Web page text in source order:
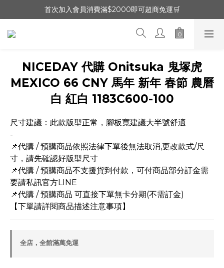
首次加入會員消費滿$2000即可超商免運🛒
NICEDAY 代購 Onitsuka 鬼塚虎
MEXICO 66 CNY 馬年 新年 春節 農曆
白 紅白 1183C600-100
尺寸建議：此款版型正常，腳板寬建議大半號舒適
-
📌代購 / 預購商品依照法律下單後無法取消,更改款式/尺
寸，請先確認好版型尺寸
📌代購 / 預購商品不支援貨到付款，可付商品部分訂金需
要請私訊官方LINE
📌代購 / 預購商品 可直接下單無卡分期(不需訂金)
【下單請詳閱商品描述注意事項】
全店，全館滿萬免運